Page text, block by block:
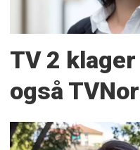
TV 2
også